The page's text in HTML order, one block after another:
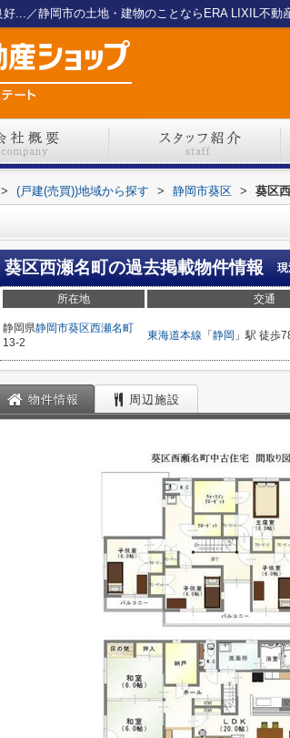
> (戸建(売買))地域から探す > 静岡市葵区 > 葵区
葵区西瀬名町の過去掲載物件情報 現
所在地 交通
静岡県静岡市葵区西瀬名町
13-2
東海道本線 「 静岡 」駅 徒歩
物件情報 周辺施設